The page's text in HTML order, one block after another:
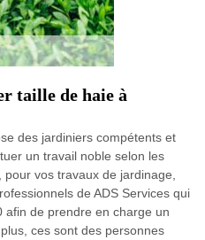
taille de haie à
des jardiniers compétents et
un travail noble selon les
vos travaux de jardinage,
de ADS Services qui
afin de prendre en charge un
ces sont des personnes